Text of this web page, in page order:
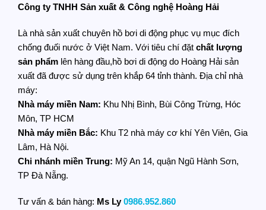
Công ty TNHH Sản xuất & Công nghệ Hoàng Hải
Là nhà sản xuất chuyên hồ bơi di động phục vụ mục đích
chống đuối nước ở Việt Nam. Với tiêu chí đặt chất lượng
sản phẩm lên hàng đầu,hồ bơi di động do Hoàng Hải sản
xuất đã được sử dụng trên khắp 64 tỉnh thành. Địa chỉ nhà
máy:
Nhà máy miền Nam: Khu Nhị Bình, Bùi Công Trừng, Hóc
Môn, TP HCM
Nhà máy miền Bắc: Khu T2 nhà máy cơ khí Yên Viên, Gia
Lâm, Hà Nội.
Chi nhánh miền Trung: Mỹ An 14, quận Ngũ Hành Sơn,
TP Đà Nẵng.
Tư vấn & bán hàng: Ms Ly0986.952.860